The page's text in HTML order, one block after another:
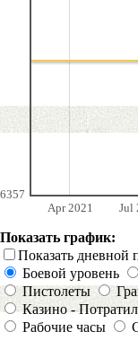
Apr 2021 Jul
6357
Показать график:
Показать дневной
Боевой уровень
Пистолеты
Казино - Потратил
Рабочие часы